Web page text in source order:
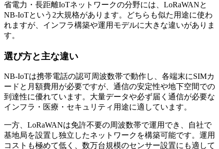
省電力・長距離IoTネットワークの分野には、LoRaWANと
NB-IoTという2大規格があります。どちらも似た用途に使わ
れますが、インフラ構築や運用モデルに大きな違いがありま
す。
選び方と主な違い
NB-IoTは携帯電話の認可周波数帯で動作し、各端末にSIMカ
ードと月額費用が必要ですが、通信の安定性や地下空間での
到達性に優れています。大量データや必ず届く通信が必要な
インフラ・医療・セキュリティ用途に適しています。
一方、LoRaWANは免許不要の周波数帯で運用でき、自社で
基地局を設置し独立したネットワークを構築可能です。運用
コストも極めて低く、数万台規模のセンサー設置にも適して